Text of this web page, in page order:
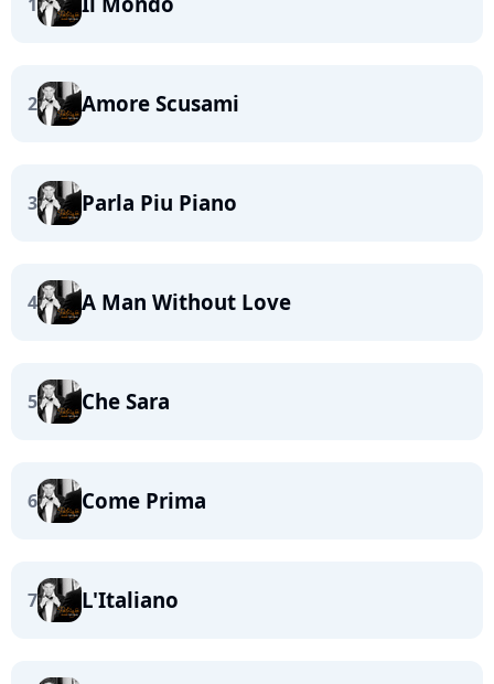
2 Amore Scusami
3 Parla Piu Piano
4 A Man Without Love
5 Che Sara
6 Come Prima
7 L'Italiano